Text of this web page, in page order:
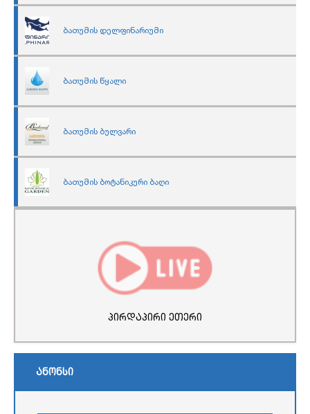
ბათუმის დელფინარიუმი
ბათუმის წყალი
ბათუმის ბულვარი
ბათუმის ბოტანიკური ბაღი
პირდაპირი ეთერი
ანონსი